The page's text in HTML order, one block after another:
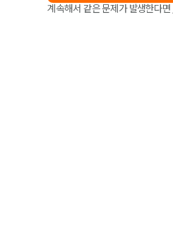
계속해서 같은 문제가 발생한다면